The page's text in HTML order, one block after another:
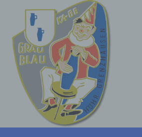
springen